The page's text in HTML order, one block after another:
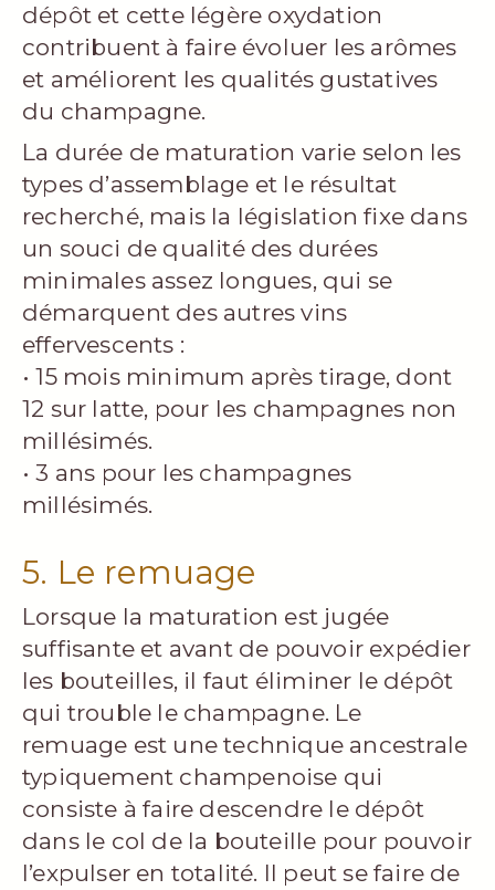
dépôt et cette légère oxydation
contribuent à faire évoluer les arômes
et améliorent les qualités gustatives
du champagne.
La durée de maturation varie selon les
types d’assemblage et le résultat
recherché, mais la législation fixe dans
un souci de qualité des durées
minimales assez longues, qui se
démarquent des autres vins
effervescents :
• 15 mois minimum après tirage, dont
12 sur latte, pour les champagnes non
millésimés.
• 3 ans pour les champagnes
millésimés.
5. Le remuage
Lorsque la maturation est jugée
suffisante et avant de pouvoir expédier
les bouteilles, il faut éliminer le dépôt
qui trouble le champagne. Le
remuage est une technique ancestrale
typiquement champenoise qui
consiste à faire descendre le dépôt
dans le col de la bouteille pour pouvoir
l’expulser en totalité. Il peut se faire de